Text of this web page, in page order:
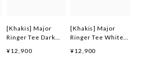
[Khakis] Major
Ringer Tee Dark
ランド 韓国ファッシ
¥12,900
[Khakis] Major
Ringer Tee White
韓国ファッション 韓
¥12,900